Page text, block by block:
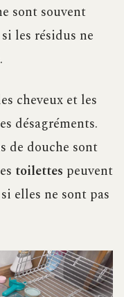
sont souvent
les résidus ne
cheveux et les
désagréments.
de douche sont
toilettes peuvent
elles ne sont pas